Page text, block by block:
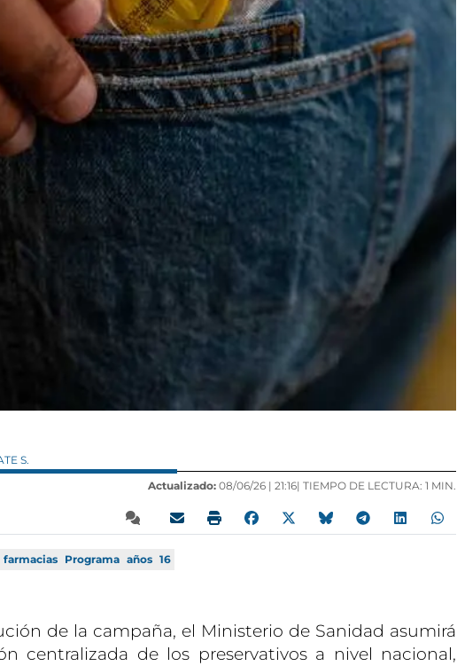
S.
Actualizado: 08/06/26 | 21:16| TIEMPO DE LECTURA: 1 MIN.
farmacias Programa años 16
de la campaña, el Ministerio de Sanidad asumirá
centralizada de los preservativos a nivel nacional,